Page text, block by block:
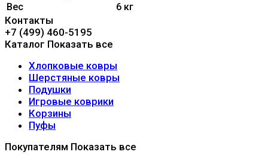
Вес
6 кг
Контакты
+7 (499) 460-5195
Каталог Показать все
Хлопковые ковры
Шерстяные ковры
Подушки
Игровые коврики
Корзины
Пуфы
Покупателям Показать все